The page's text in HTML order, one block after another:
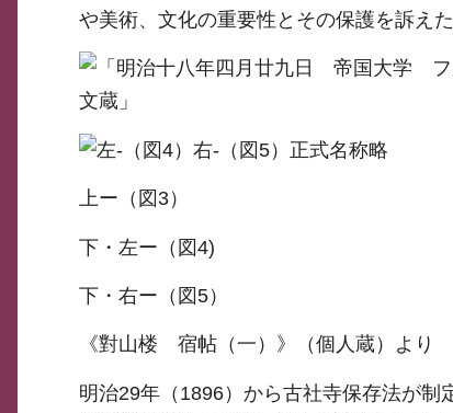
や美術、文化の重要性とその保護を訴え
上ー（図3）
下・左ー（図4)
下・右ー（図5）
《對山楼 宿帖（一）》（個人蔵）より
明治29年（1896）から古社寺保存法が